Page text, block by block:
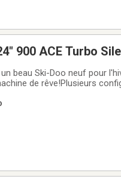
900 ACE Turbo
beau Ski-Doo neuf pour
de rêve!Plusieurs